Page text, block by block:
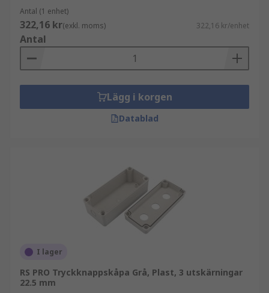
Antal (1 enhet)
322,16 kr(exkl. moms) 322,16 kr/enhet
Antal
Lägg i korgen
Datablad
I lager
RS PRO Tryckknappskåpa Grå, Plast, 3 utskärningar
22.5 mm